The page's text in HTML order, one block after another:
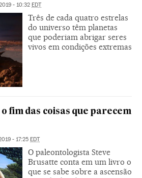
- 10:32 EDT
Três de cada quatro estrelas
do universo têm planetas
que poderiam abrigar seres
vivos em condições extremas
fim das coisas que parecem
- 17:25 EDT
O paleontologista Steve
Brusatte conta em um livro o
que se sabe sobre a ascensão